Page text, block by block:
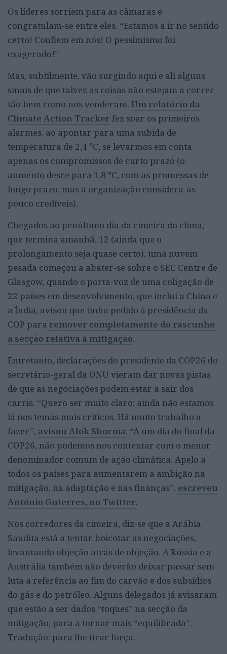
Os líderes sorriem para as câmaras e
congratulam-se entre eles. “Estamos a ir no sentido
certo! Confiem em nós! O pessimismo foi
exagerado!”
Mas, subtilmente, vão surgindo aqui e ali alguns
sinais de que talvez as coisas não estejam a correr
tão bem como nos venderam. Um relatório da
Climate Action Tracker fez soar os primeiros
alarmes, ao apontar para uma subida de
temperatura de 2,4 ºC, se levarmos em conta
apenas os compromissos de curto prazo (o
aumento desce para 1,8 ºC, com as promessas de
longo prazo, mas a organização considera-as
pouco credíveis).
Chegados ao penúltimo dia da cimeira do clima,
que termina amanhã, 12 (ainda que o
prolongamento seja quase certo), uma nuvem
pesada começou a abater-se sobre o SEC Centre de
Glasgow, quando o porta-voz de uma coligação de
22 países em desenvolvimento, que inclui a China e
a Índia, avisou que tinha pedido à presidência da
COP para remover completamente do rascunho
a secção relativa à mitigação.
Entretanto, declarações do presidente da COP26 do
secretário-geral da ONU vieram dar novas pistas
de que as negociações podem estar a sair dos
carris. “Quero ser muito claro: ainda não estamos
lá nos temas mais críticos. Há muito trabalho a
fazer”, avisou Alok Shorma. “A um dia do final da
COP26, não podemos nos contentar com o menor
denominador comum de ação climática. Apelo a
todos os países para aumentarem a ambição na
mitigação, na adaptação e nas finanças”, escreveu
António Guterres, no Twitter.
Nos corredores da cimeira, diz-se que a Arábia
Saudita está a tentar boicotar as negociações,
levantando objeção atrás de objeção. A Rússia e a
Austrália também não deverão deixar passar sem
luta a referência ao fim do carvão e dos subsídios
do gás e do petróleo. Alguns delegados já avisaram
que estão a ser dados “toques” na secção da
mitigação, para a tornar mais “equilibrada”.
Tradução: para lhe tirar força.